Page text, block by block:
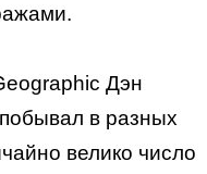
Дэн
в разных
велико число